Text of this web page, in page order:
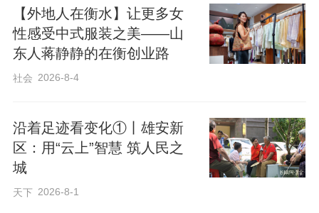
现场还设置了征信查询体验区和互动答题
环节，群众参与踊跃，现场气氛热烈。此
次活动共发放宣传资料600余份，接待群众
【外地人在衡水】让更多女
性感受中式服装之美——山
东人蒋静静的在衡创业路
社会 2026-8-4
沿着足迹看变化①丨雄安新
区：用“云上”智慧 筑人民之
城
天下 2026-8-1